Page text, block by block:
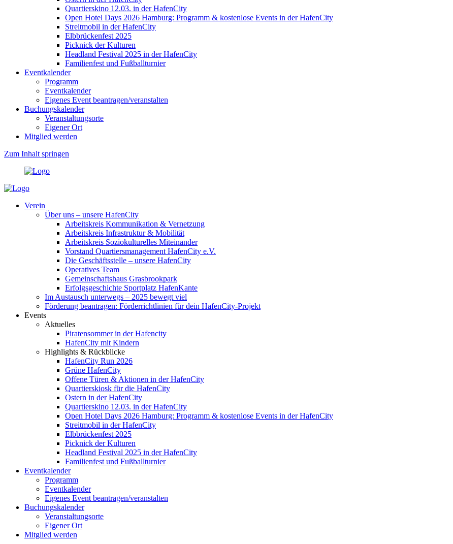
Quartierskino 12.03. in der HafenCity
Open Hotel Days 2026 Hamburg: Programm & kostenlose Events in der HafenCity
Streitmobil in der HafenCity
Elbbrückenfest 2025
Picknick der Kulturen
Headland Festival 2025 in der HafenCity
Familienfest und Fußballturnier
Eventkalender
Programm
Eventkalender
Eigenes Event beantragen/veranstalten
Buchungskalender
Veranstaltungsorte
Eigener Ort
Mitglied werden
Zum Inhalt springen
Verein
Über uns – unsere HafenCity
Arbeitskreis Kommunikation & Vernetzung
Arbeitskreis Infrastruktur & Mobilität
Arbeitskreis Soziokulturelles Miteinander
Vorstand Quartiersmanagement HafenCity e.V.
Die Geschäftsstelle – unsere HafenCity
Operatives Team
Gemeinschaftshaus Grasbrookpark
Erfolgsgeschichte Sportplatz HafenKante
Im Austausch unterwegs – 2025 bewegt viel
Förderung beantragen: Förderrichtlinien für dein HafenCity-Projekt
Events
Aktuelles
Piratensommer in der Hafencity
HafenCity mit Kindern
Highlights & Rückblicke
HafenCity Run 2026
Grüne HafenCity
Offene Türen & Aktionen in der HafenCity
Quartierskiosk für die HafenCity
Ostern in der HafenCity
Quartierskino 12.03. in der HafenCity
Open Hotel Days 2026 Hamburg: Programm & kostenlose Events in der HafenCity
Streitmobil in der HafenCity
Elbbrückenfest 2025
Picknick der Kulturen
Headland Festival 2025 in der HafenCity
Familienfest und Fußballturnier
Eventkalender
Programm
Eventkalender
Eigenes Event beantragen/veranstalten
Buchungskalender
Veranstaltungsorte
Eigener Ort
Mitglied werden